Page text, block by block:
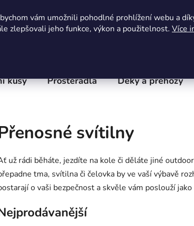
vám umožnili pohodlné prohlížení webu a
zlepšovali jeho funkce, výkon a použitelnost. Více
kusy Prostěradla Deky a přehozy
svítilny
už rádi běháte, jezdíte na kole či děláte jiné
tma, svítilna či čelovka by ve vaší výbavě
o vaši bezpečnost a skvěle vám poslouží